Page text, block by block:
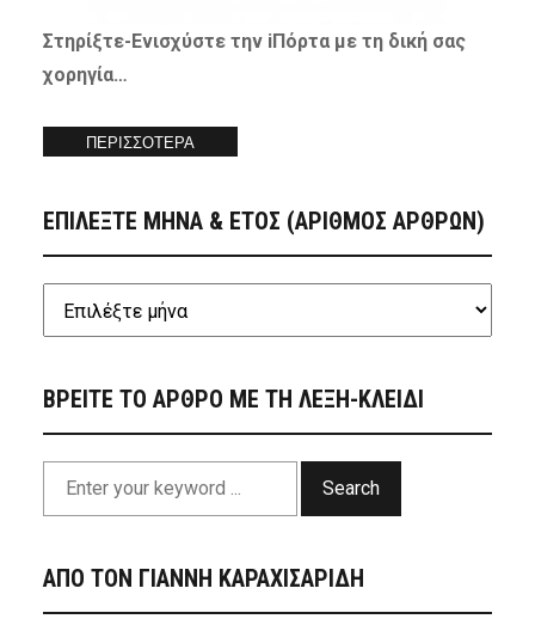
Στηρίξτε-Ενισχύστετην iΠόρτα με τη δική σας
χορηγία…
ΠΕΡΙΣΣΟΤΕΡΑ
ΕΠΙΛΕΞΤΕ ΜΗΝΑ & ΕΤΟΣ (ΑΡΙΘΜΟΣ ΑΡΘΡΩΝ)
ΒΡΕΙΤΕ ΤΟ ΑΡΘΡΟ ΜΕ ΤΗ ΛΕΞΗ-ΚΛΕΙΔΙ
Search
ΑΠΟ ΤΟΝ ΓΙΑΝΝΗ ΚΑΡΑΧΙΣΑΡΙΔΗ